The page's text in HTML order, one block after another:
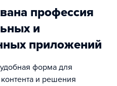
профессия
и
приложений
форма для
и решения